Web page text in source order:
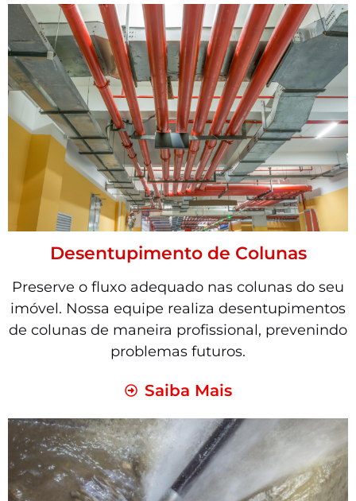
Desentupimento de Colunas
Preserve o fluxo adequado nas colunas do seu
imóvel. Nossa equipe realiza desentupimentos
de colunas de maneira profissional, prevenindo
problemas futuros.
Saiba Mais